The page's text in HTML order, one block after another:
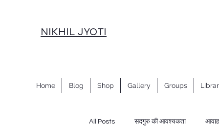
NIKHIL JYOTI
Home Blog Shop Gallery Groups
All Posts सदगुरु की आवश्यकता